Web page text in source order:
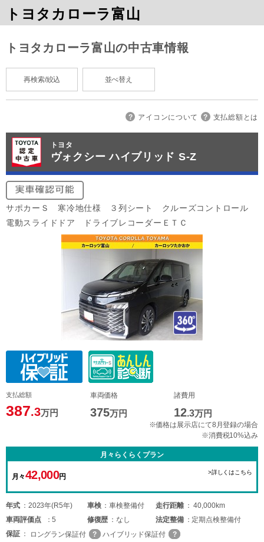
トヨタカローラ富山
トヨタカローラ富山の中古車情報
再検索/絞込 並べ替え
アイコンについて 支払総額とは
トヨタ
ヴォクシー ハイブリッド S-Z
サポカーＳ 寒冷地仕様 ３列シート クルーズコントロール
電動スライドドア ドライブレコーダーＥＴＣ
支払総額
387.3万円
車両価格
375万円
諸費用
12.3万円
※価格は展示店にて8月登録の場合
※消費税10%込み
月々らくらくプラン
月々42,000円
>詳しくはこちら
年式 2023年(R5年) 車検 車検整備付 走行距離
40,000km
車両評価点 5 修復歴 なし 法定整備
定期点検整備付
保証
ロングラン保証付 ハイブリッド保証付